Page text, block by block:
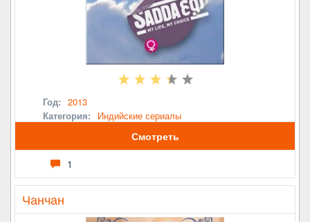
Год: 2013
Категория:
Индийские сериалы
Смотреть
1
Чанчан